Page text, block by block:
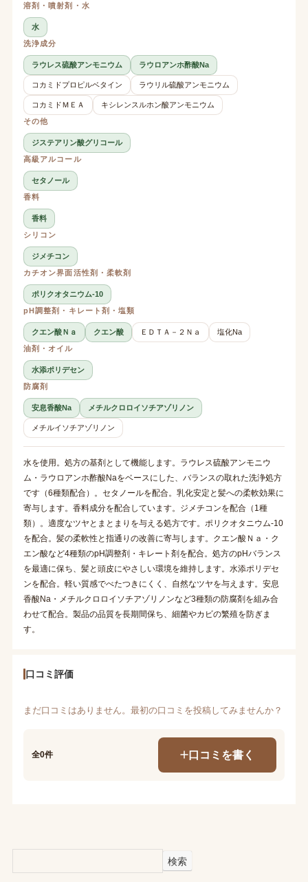
溶剤・噴射剤・水
水
洗浄成分
ラウレス硫酸アンモニウム ラウロアンホ酢酸Na
コカミドプロピルベタイン ラウリル硫酸アンモニウム
コカミドＭＥＡ
キシレンスルホン酸アンモニウム
その他
ジステアリン酸グリコール
高級アルコール
セタノール
香料
香料
シリコン
ジメチコン
カチオン界面活性剤・柔軟剤
ポリクオタニウム-10
pH調整剤・キレート剤・塩類
クエン酸Ｎａ クエン酸 ＥＤＴＡ－２Ｎａ
塩化Na
油剤・オイル
水添ポリデセン
防腐剤
安息香酸Na メチルクロロイソチアゾリノン
メチルイソチアゾリノン
水を使用。処方の基剤として機能します。ラウレス硫酸アンモニウ
ム・ラウロアンホ酢酸Naをベースにした、バランスの取れた洗浄処方
です（6種類配合）。セタノールを配合。乳化安定と髪への柔軟効果に
寄与します。香料成分を配合しています。ジメチコンを配合（1種
類）。適度なツヤとまとまりを与える処方です。ポリクオタニウム-10
を配合。髪の柔軟性と指通りの改善に寄与します。クエン酸Ｎａ・ク
エン酸など4種類のpH調整剤・キレート剤を配合。処方のpHバランス
を最適に保ち、髪と頭皮にやさしい環境を維持します。水添ポリデセ
ンを配合。軽い質感でべたつきにくく、自然なツヤを与えます。安息
香酸Na・メチルクロロイソチアゾリノンなど3種類の防腐剤を組み合
わせて配合。製品の品質を長期間保ち、細菌やカビの繁殖を防ぎま
す。
口コミ評価
まだ口コミはありません。最初の口コミを投稿してみませんか？
全0件 口コミを書く
検索